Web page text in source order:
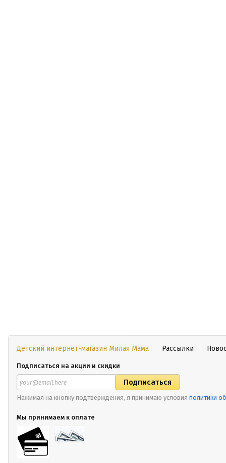
Детский интернет-магазин Милая Мама Рассылки
Подписаться на акции и скидки
Нажимая на кнопку подтверждения, я принимаю условия политики
Мы принимаем к оплате